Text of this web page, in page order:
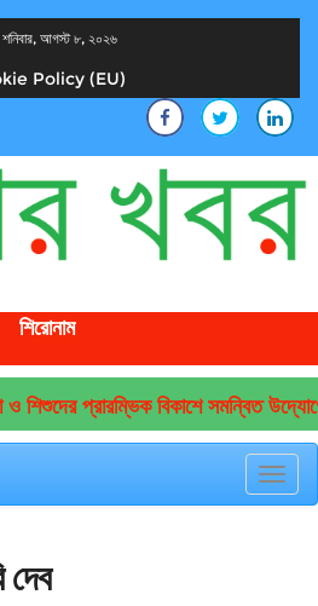
আগস্ট ৮, ২০২৬
Policy (EU)
শিরোনাম
প্রারম্ভিক বিকাশে সমন্বিত উদ্যোগের
দেব